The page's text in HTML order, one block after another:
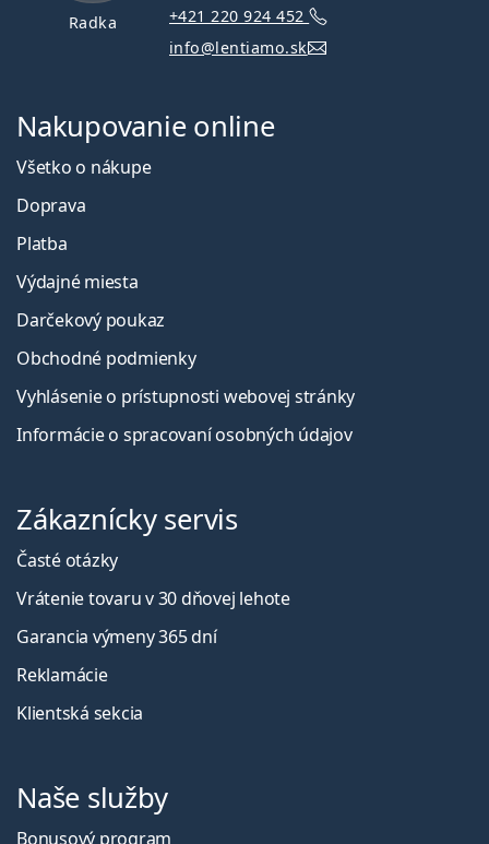
Radka
+421 220 924 452
info@lentiamo.sk
Nakupovanie online
Všetko o nákupe
Doprava
Platba
Výdajné miesta
Darčekový poukaz
Obchodné podmienky
Vyhlásenie o prístupnosti webovej stránky
Informácie o spracovaní osobných údajov
Zákaznícky servis
Časté otázky
Vrátenie tovaru v 30 dňovej lehote
Garancia výmeny 365 dní
Reklamácie
Klientská sekcia
Naše služby
Bonusový program